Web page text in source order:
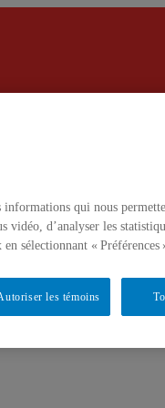
qui nous
vidéo, d’analyser les
sélectionnant « Préférences
les témoins